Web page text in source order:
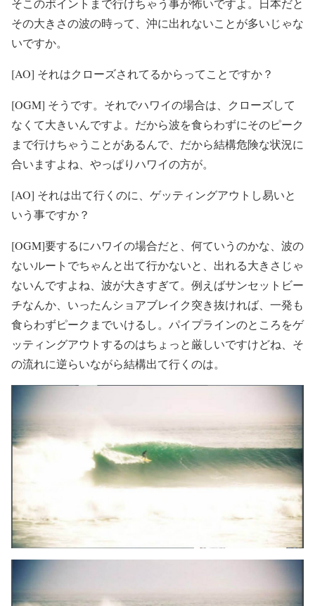
その大きさの波の時って、沖に出れないことが多いじゃな
いですか。
[AO] それはクローズされてるからってことですか？
[OGM] そうです。それでハワイの場合は、クローズして
なくて大きいんですよ。だから波を食らわずにそのピーク
まで行けちゃうことがあるんで、だから結構危険な状況に
合いますよね、やっぱりハワイの方が。
[AO] それは出て行くのに、ゲッティングアウトし易いと
いう事ですか？
[OGM]要するにハワイの場合だと、何ていうのかな、波の
ないルートでちゃんと出て行かないと、出れる大きさじゃ
ないんですよね、波が大きすぎて。例えばサンセットビー
チなんか、いったんショアブレイク突き抜ければ、一発も
食らわずピークまでいけるし。パイプラインのところをゲ
ッティングアウトするのはちょっと厳しいですけどね、そ
の流れに逆らいながら結構出て行くのは。